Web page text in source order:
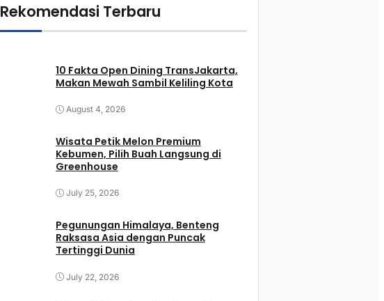
Rekomendasi Terbaru
10 Fakta Open Dining TransJakarta,
Makan Mewah Sambil Keliling Kota
August 4, 2026
Wisata Petik Melon Premium
Kebumen, Pilih Buah Langsung di
Greenhouse
July 25, 2026
Pegunungan Himalaya, Benteng
Raksasa Asia dengan Puncak
Tertinggi Dunia
July 22, 2026